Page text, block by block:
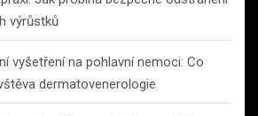
výrůstků
vyšetření na pohlavní nemoci: Co
dermatovenerologie